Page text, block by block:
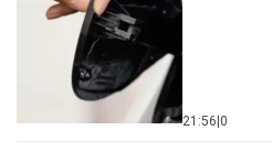
21:56 0